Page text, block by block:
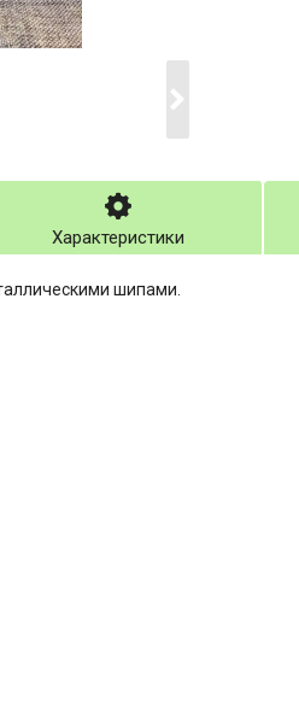
Характеристики
шипами.